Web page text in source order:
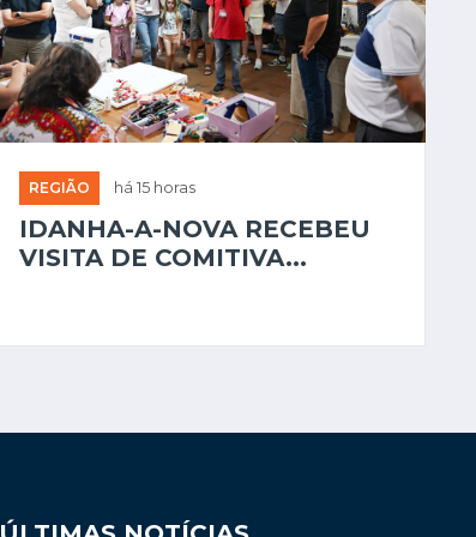
REGIÃO há 15 horas
IDANHA-A-NOVA RECEBEU
VISITA DE COMITIVA...